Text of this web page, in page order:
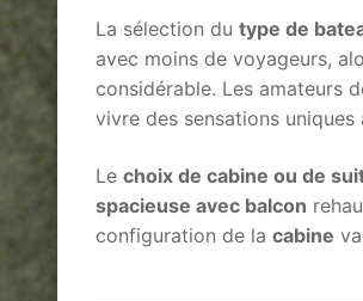
La sélection du type de
avec moins de voyageurs,
considérable. Les amateurs
vivre des sensations uniques
Le choix de cabine ou de
spacieuse avec balcon
configuration de la cabine